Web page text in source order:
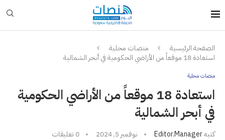
الصفحة الرئيسية
منصات محلية
استعادة 18 موقعاً من الأراضي الحكومية في أبحر الشمالية
منصات محلية
استعادة 18 موقعاً من الأراضي الحكومية
في أبحر الشمالية
كتبهEditor.manager نوفمبر 5, 2024 0 تعليقات